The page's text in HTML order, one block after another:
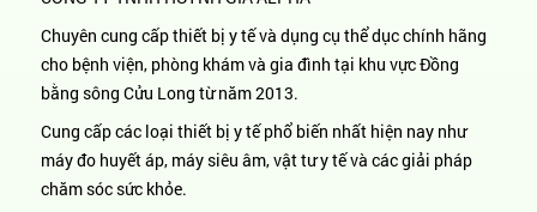
Chuyên cung cấp thiết bị y tế và dụng cụ thể dục chính hãng
cho bệnh viện, phòng khám và gia đình tại khu vực Đồng
bằng sông Cửu Long từ năm 2013.
Cung cấp các loại thiết bị y tế phổ biến nhất hiện nay như
máy đo huyết áp, máy siêu âm, vật tư y tế và các giải pháp
chăm sóc sức khỏe.